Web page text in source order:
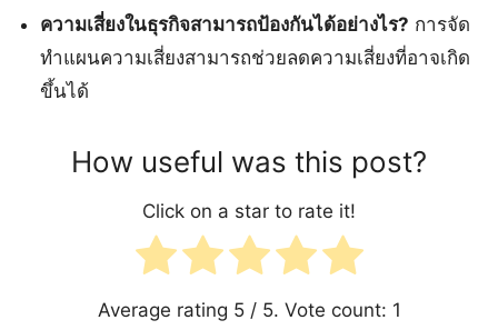
ความเสี่ยงในธุรกิจสามารถป้องกันได้อย่างไร? การจัด
ทำแผนความเสี่ยงสามารถช่วยลดความเสี่ยงที่อาจเกิด
ขึ้นได้
How useful was this post?
Click on a star to rate it!
Average rating 5/ 5. Vote count: 1